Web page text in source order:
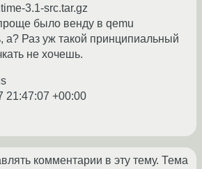
3.1-src.tar.gz
было венду в qemu
а? Раз уж такой принципиальный
не хочешь.
21:47:07 +00:00
комментарии в эту тему. Тема